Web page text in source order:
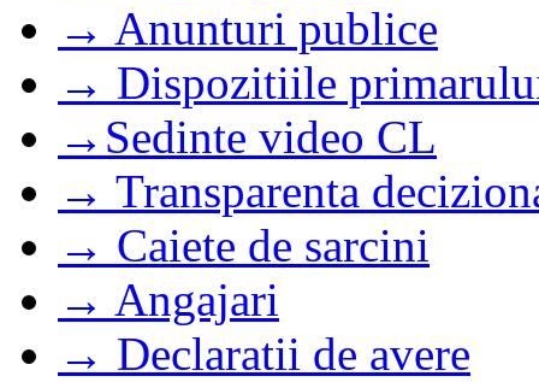
→ Anunturi publice
→ Dispozitiile
→Sedinte video CL
→ Transparenta
→ Caiete de sarcini
→ Angajari
→ Declaratii de avere